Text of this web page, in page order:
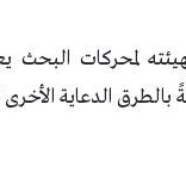
لمحركات البحث
الدعاية الأخرى